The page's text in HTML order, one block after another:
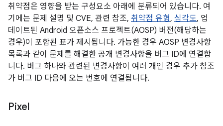
취약점은 영향을 받는 구성요소 아래에 분류되어 있습니다. 여
기에는 문제 설명 및 CVE, 관련 참조, 취약점 유형, 심각도, 업
데이트된 Android 오픈소스 프로젝트(AOSP) 버전(해당하는
경우)이 포함된 표가 제시됩니다. 가능한 경우 AOSP 변경사항
목록과 같이 문제를 해결한 공개 변경사항을 버그 ID에 연결합
니다. 버그 하나와 관련된 변경사항이 여러 개인 경우 추가 참조
가 버그 ID 다음에 오는 번호에 연결됩니다.
Pixel